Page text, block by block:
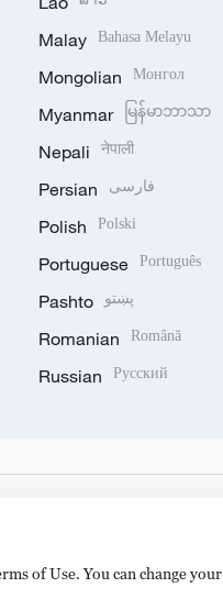
Malay Bahasa Melayu
Mongolian Монгол
Myanmar မြန်မာဘာသာ
Nepali नेपाली
Persian فارسی
Polish Polski
Portuguese Português
Pashto پښتو
Romanian Română
Russian Русский
of Use. You can change your